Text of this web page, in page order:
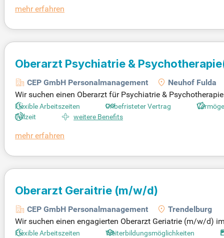
ard und umfassenden Fortbildungsmöglichkeiten. Jährlich
mehr erfahren
Oberarzt Psychiatrie & Psychotherapie
CEP GmbH Personalmanagement
Neuhof Fulda
Wir suchen einen Oberarzt für Psychiatrie &
itszeitmodell wie einer 4-Tage-Woche und keinen
eil direkter Patientenarbeit. Die unbefristete Anstellung
0 Tagen Freistellung jährlich und einem Zuschuss von bis
Flexible Arbeitszeiten Unbefristeter Vertrag
Teilzeit
weitere Benefits
mehr erfahren
Oberarzt Geraitrie (m/w/d)
CEP GmbH Personalmanagement
Trendelburg
Wir suchen einen engagierten Oberarzt Geriatrie (m/w/d)
eal vereinen. In einem unterstützenden Team können Sie
Flexible Arbeitszeiten Weiterbildungsmöglichkeiten